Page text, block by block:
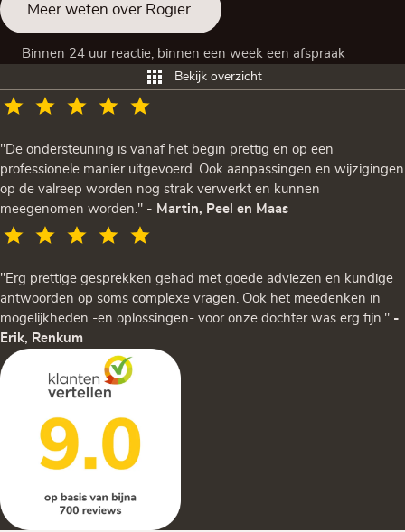
Meer weten over Rogier
Binnen 24 uur reactie, binnen een week een afspraak
Bekijk overzicht
"De ondersteuning is vanaf het begin prettig en op een
professionele manier uitgevoerd. Ook aanpassingen en wijzigingen
op de valreep worden nog strak verwerkt en kunnen
meegenomen worden." - Martin, Peel en Maas
"Erg prettige gesprekken gehad met goede adviezen en kundige
antwoorden op soms complexe vragen. Ook het meedenken in
mogelijkheden -en oplossingen- voor onze dochter was erg fijn." -
Erik, Renkum